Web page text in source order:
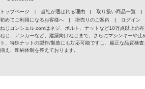
トップページ | 当社が選ばれる理由 | 取り扱い商品一覧 |
初めてご利用になるお客様へ
| 掛売りのご案内 | ログイン
ねじコンシェル.comはネジ、ボルト、ナットなど10万点以上の
ねじ、アンカーなど、建築向けねじまで、さらにマシンキーや
ト、特殊ナットの製作/製造にも対応可能ですし、厳正な品質検
揃え、即納体制を整えております。